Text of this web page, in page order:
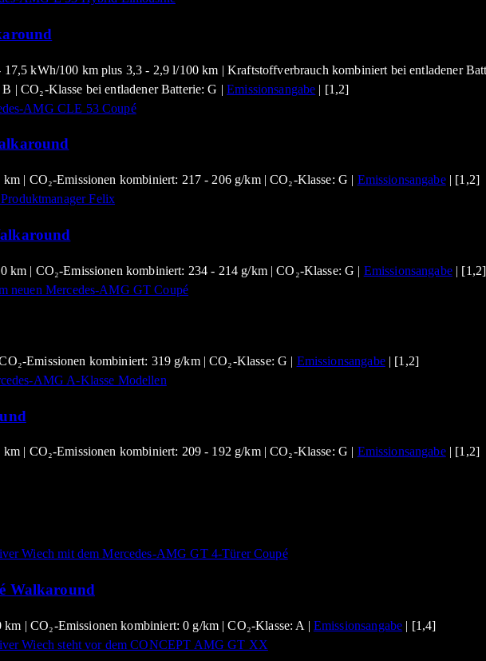
kWh/100 km plus 3,3 - 2,9 l/100 km | Kraftstoffverbrauch kombiniert bei entladener
| CO₂-Klasse bei entladener Batterie: G |Emissionsangabe | [1,2]
| CO₂-Emissionen kombiniert: 217 - 206 g/km | CO₂-Klasse: G | Emissionsangabe| [1,2]
km | CO₂-Emissionen kombiniert: 234 - 214 g/km | CO₂-Klasse: G | Emissionsangabe| [1,2]
Emissionen kombiniert: 319 g/km | CO₂-Klasse: G | Emissionsangabe| [1,2]
| CO₂-Emissionen kombiniert: 209 - 192 g/km | CO₂-Klasse: G | Emissionsangabe| [1,2]
Walkaround
| CO₂-Emissionen kombiniert: 0 g/km | CO₂-Klasse: A | Emissionsangabe | [1,4]